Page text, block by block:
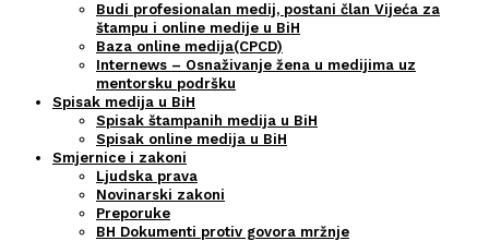
Budi profesionalan medij, postani član Vijeća za
štampu i online medije u BiH
Baza online medija(CPCD)
Internews – Osnaživanje žena u medijima uz
mentorsku podršku
Spisak medija u BiH
Spisak štampanih medija u BiH
Spisak online medija u BiH
Smjernice i zakoni
Ljudska prava
Novinarski zakoni
Preporuke
BH Dokumenti protiv govora mržnje